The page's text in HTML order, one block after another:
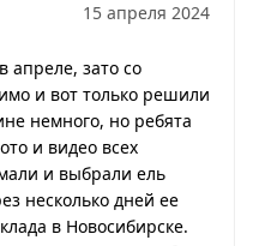
15 апреля 2024
апреле, зато со
и вот только решили
немного, но ребята
и видео всех
и выбрали ель
несколько дней ее
в Новосибирске.